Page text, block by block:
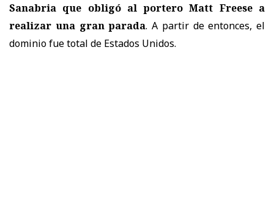
Sanabria que obligó al portero Matt Freese a
realizar una gran parada. A partir de entonces, el
dominio fue total de Estados Unidos.